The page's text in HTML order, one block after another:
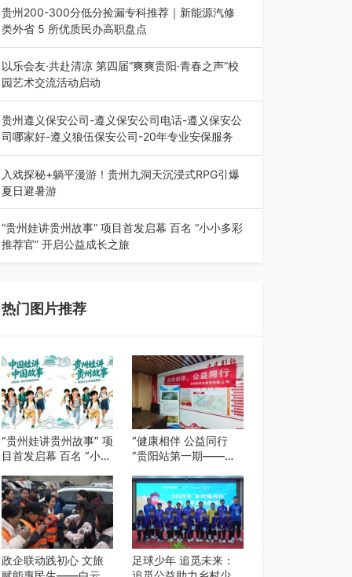
装”新品发布会在贵阳隆重举行。…
贵州200-300分低分捡漏专科推荐｜新能源汽修
类外省 5 所优质民办高职盘点
在贵州省高考志愿填报体系中，200至300分数段
考生可选择的省内工科、新能源汽车…
以乐会友·共赴清凉 第四届“爽爽贵阳·青春之声”校
园艺术交流活动启动
七月的贵阳，清风送爽，第四届“爽爽贵阳·青春之
声”校园管弦乐（合唱）艺术交流活动…
贵州遵义保安公司-遵义保安公司电话-遵义保安公
司哪家好-遵义狼伍保安公司-20年专业安保服务
在遵义，不管是企业园区运营、小区物业管理、建
筑工地施工、商业商场经营，还是举办各…
入戏探秘+躺平漫游！贵州九洞天沉浸式RPG引爆
夏日避暑游
入伏后的贵州，清凉依旧。而在毕节深处的九洞天
景区，贵州首个水上喀斯特沉浸式RPG…
“贵州娃讲贵州故事” 项目首发启幕 百名 “小小多彩
推荐官” 开启公益成长之旅
热门图片推荐
“贵州娃讲贵州故事” 项
目首发启幕 百名 “小小
成长之旅
“健康相伴 公益同行
”贵阳站第一期——岳
健康公益科普活动
政企联动践初心 文旅
足球少年 追觅未来：